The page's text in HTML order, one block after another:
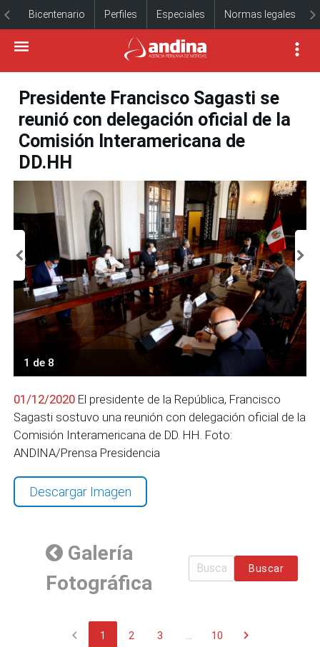
Bicentenario Perfiles Especiales Normas legales
Presidente Francisco Sagasti se
reunió con delegación oficial de la
Comisión Interamericana de
DD.HH
1 de 8
01/12/2020 El presidente de la República, Francisco
Sagasti sostuvo una reunión con delegación oficial de la
Comisión Interamericana de DD. HH. Foto:
ANDINA/Prensa Presidencia
Descargar Imagen
Galería
Fotográfica
Buscar
chevron_left 1 2 3 10 chevron_right